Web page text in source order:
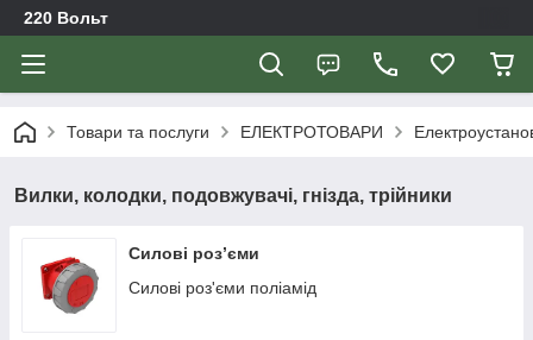
220 Вольт
Товари та послуги ЕЛЕКТРОТОВАРИ
Вилки, колодки, подовжувачі, гнізда, трійники
Силові роз’єми
Силові роз'єми поліамід